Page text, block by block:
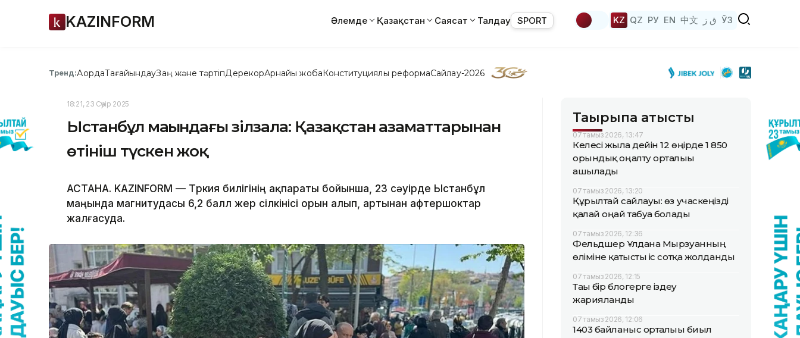
KAZINFORM Әлемде Қазақстан Саясат Талдау SPORT KZ QZ РУ EN 中文 ق ز ЎЗ
Тренд:АқордаТағайындауЗаң және тәртіпДерекқорАрнайы жобаКонституциялық реформаСайлау-2026
18:21, 23 Сәуір 2025
Ыстанбұл маңындағы зілзала: Қазақстан азаматтарынан
өтініш түскен жоқ
АСТАНА. KAZINFORM — Түркия билігінің ақпараты бойынша, 23 сәуірде Ыстанбұл
маңында магнитудасы 6,2 балл жер сілкінісі орын алып, артынан афтершоктар
жалғасуда.
Тақырыпқа қатысты
07 тамыз 2026, 13:47
Келесі жылға дейін 12 өңірде 1 850
орындық оңалту орталығы
ашылады
07 тамыз 2026, 13:20
Құрылтай сайлауы: өз учаскеңізді
қалай оңай табуға болады
07 тамыз 2026, 12:36
Фельдшер Ұлдана Мырзуанның
өліміне қатысты іс сотқа жолданды
07 тамыз 2026, 12:15
Тағы бір блогерге іздеу
жарияланды
07 тамыз 2026, 12:06
1403 байланыс орталығы биыл